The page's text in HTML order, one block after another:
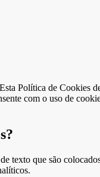
Política de Cookies
com o uso de
texto que são